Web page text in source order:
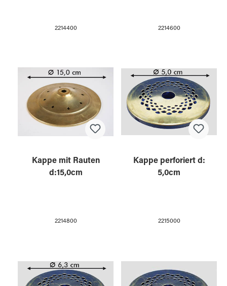
2214400 2214600
Kappe mit Rauten
d:15,0cm
2214800
Kappe perforiert d:
5,0cm
2215000